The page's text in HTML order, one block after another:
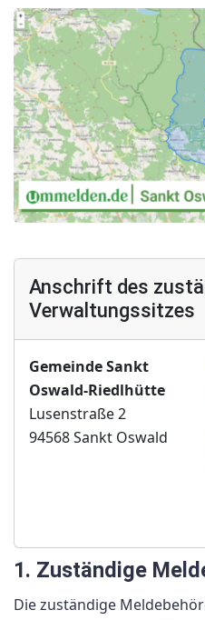
Anschrift des
Verwaltungssitzes
Gemeinde Sankt
Oswald-Riedlhütte
Lusenstraße 2
94568 Sankt Oswald
1. Zuständige
Die zuständige